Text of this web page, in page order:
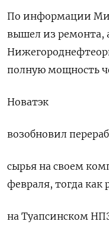
По информации
вышел из ремонта,
полную мощность
Новатэк
возобновил
сырья на своем
февраля, тогда
на Туапсинском